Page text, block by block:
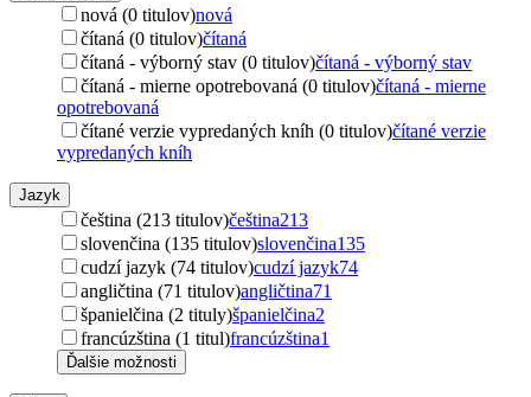
nová (0 titulov)nová
čítaná (0 titulov)čítaná
čítaná - výborný stav (0 titulov)čítaná - výborný stav
čítaná - mierne opotrebovaná (0 titulov)čítaná - mierne
opotrebovaná
čítané verzie vypredaných kníh (0 titulov)čítané verzie
vypredaných kníh
Jazyk
čeština (213 titulov)čeština213
slovenčina (135 titulov)slovenčina135
cudzí jazyk (74 titulov)cudzí jazyk74
angličtina (71 titulov)angličtina71
španielčina (2 tituly)španielčina2
francúzština (1 titul)francúzština1
Ďalšie možnosti